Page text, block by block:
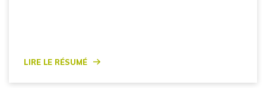
Lire le résumé